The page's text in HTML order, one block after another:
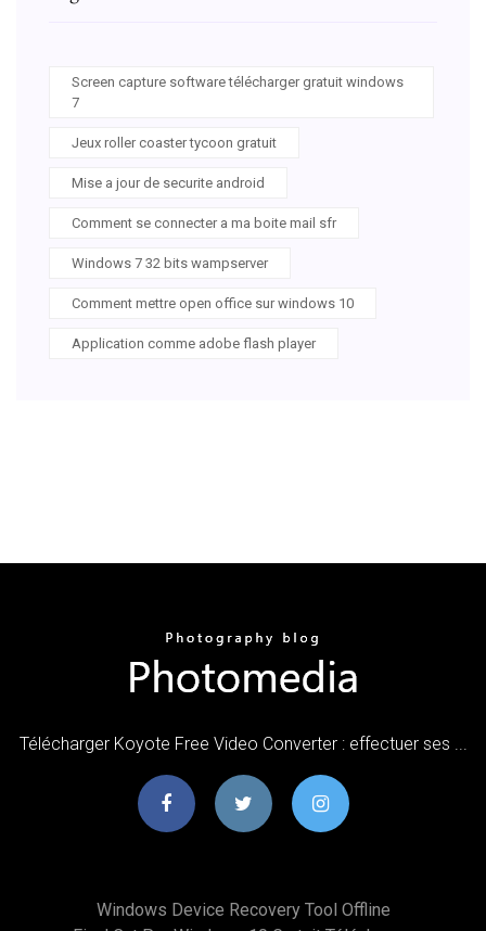
Screen capture software télécharger gratuit windows
7
Jeux roller coaster tycoon gratuit
Mise a jour de securite android
Comment se connecter a ma boite mail sfr
Windows 7 32 bits wampserver
Comment mettre open office sur windows 10
Application comme adobe flash player
Télécharger Koyote Free Video Converter : effectuer ses ...
Windows Device Recovery Tool Offline